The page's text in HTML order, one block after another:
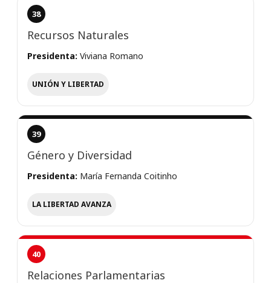
38
Recursos Naturales
Presidenta: Viviana Romano
UNIÓN Y LIBERTAD
39
Género y Diversidad
Presidenta: María Fernanda Coitinho
LA LIBERTAD AVANZA
40
Relaciones Parlamentarias